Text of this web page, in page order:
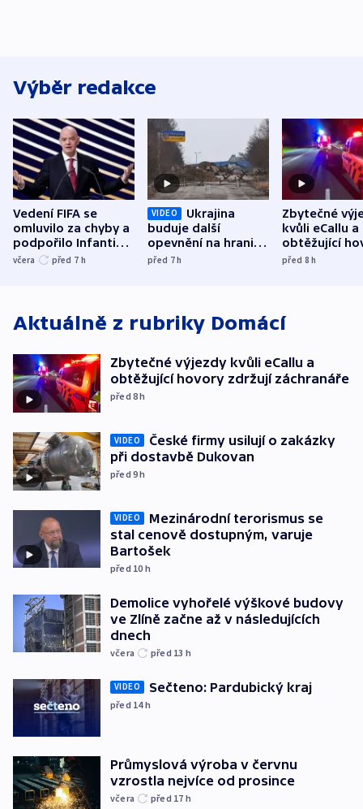
Výběr redakce
Vedení FIFA se
omluvilo za chyby a
podpořilo Infantina.
UEFA trvá na
včera před 7 h
VIDEO
Ukrajina
buduje další
opevnění na hranici
s Běloruskem
před 7h
Zbytečné
kvůli eCallu a
obtěžující
zdržují
před 8h
Aktuálně z rubriky Domácí
Zbytečné výjezdy kvůli eCallu a
obtěžující hovory zdržují záchranáře
před 8h
VIDEO
České firmy usilují o zakázky
při dostavbě Dukovan
před 9h
VIDEO
Mezinárodní terorismus se
stal cenově dostupným, varuje
Bartošek
před 10 h
Demolice vyhořelé výškové budovy
ve Zlíně začne až v následujících
dnech
včera před 13 h
VIDEO Sečteno: Pardubický kraj
před 14h
Průmyslová výroba v červnu
vzrostla nejvíce od prosince
včera před 17 h